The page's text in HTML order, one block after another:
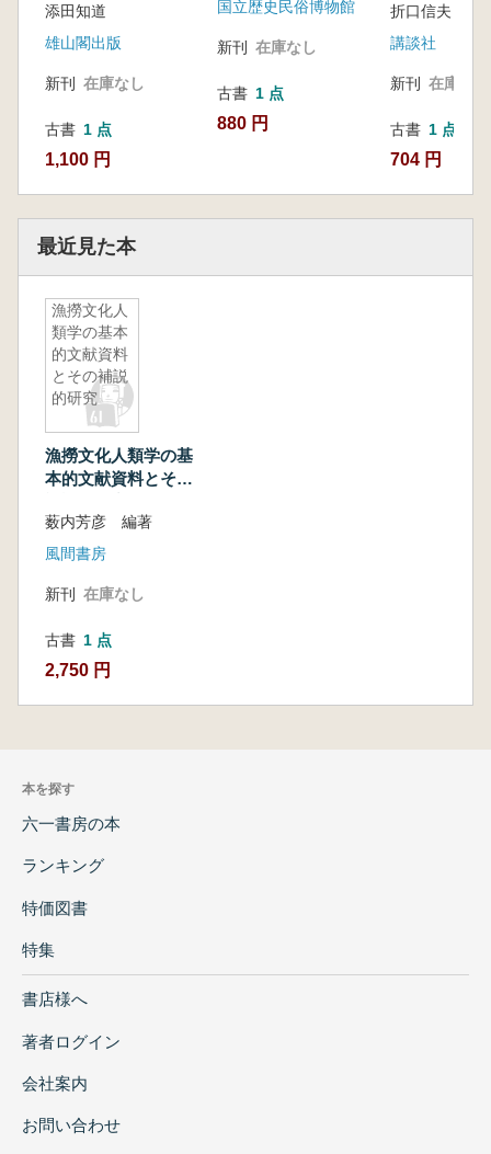
添田知道
雄山閣出版
新刊 在庫なし
古書 1 点
1,100 円
国立歴史民俗博物館
新刊 在庫なし
古書 1 点
880 円
講談社
新刊 在庫なし
古書 1 点
704 円
最近見た本
漁撈文化人
類学の基本
的文献資料
とその補説
的研究
漁撈文化人類学の基
本的文献資料とその
薮内芳彦 編著
風間書房
新刊 在庫なし
古書 1 点
2,750 円
本を探す
六一書房の本
ランキング
特価図書
特集
書店様へ
著者ログイン
会社案内
お問い合わせ